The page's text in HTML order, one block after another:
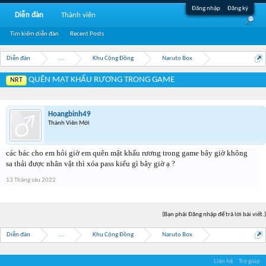
Đăng nhập Đăng ký
Diễn đàn ... Khu Cộng Đồng Naruto Box
NRT QUÊN MẬT KHẨU RƯƠNG TRONG GAME
Hoangbinh49
Thành Viên Mới
các bác cho em hỏi giờ em quên mật khẩu rương trong game bây giờ không
sa thải được nhân vật thì xóa pass kiểu gì bây giờ ạ ?
13 Tháng sáu 2022
(Bạn phải Đăng nhập để trả lời bài viết.)
Diễn đàn ... Khu Cộng Đồng Naruto Box
Diễn đàn
Tìm kiếm diễn đàn Recent Posts
Thành viên
Liên hệ Trợ giúp